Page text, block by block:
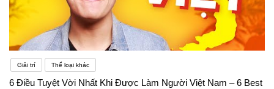
Giải trí Thể loại khác
6 Điều Tuyệt Vời Nhất Khi Được Làm Người Việt Nam – 6 Best